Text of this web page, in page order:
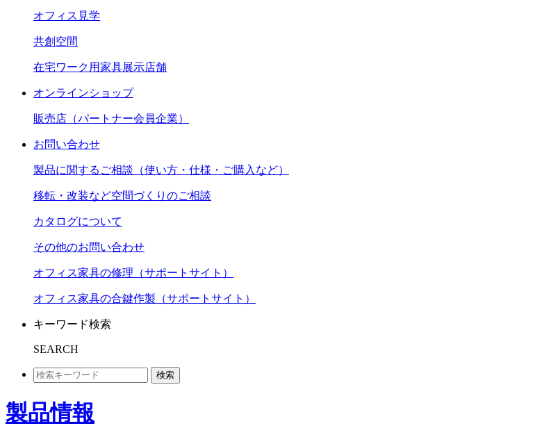
オフィス見学
共創空間
在宅ワーク用家具展示店舗
オンラインショップ
販売店（パートナー会員企業）
お問い合わせ
製品に関するご相談（使い方・仕様・ご購入など）
移転・改装など空間づくりのご相談
カタログについて
その他のお問い合わせ
オフィス家具の修理（サポートサイト）
オフィス家具の合鍵作製（サポートサイト）
キーワード検索
SEARCH
検索
製品情報